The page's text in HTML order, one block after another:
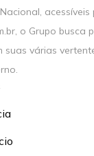
acessíveis
o Grupo busca
suas várias